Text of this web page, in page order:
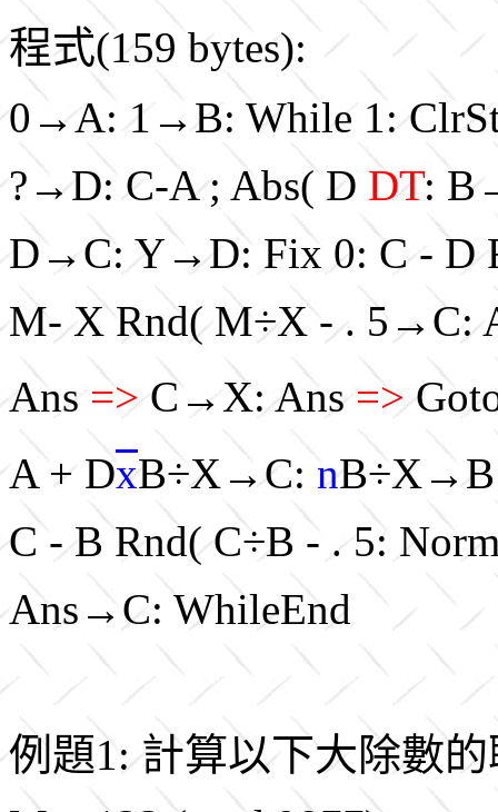
程式(159 bytes):
0→A: 1→B: While 1:
?→D: C-A ; Abs( D DT:
D→C: Y→D: Fix 0: C - D
M- X Rnd( M÷X - . 5→C:
Ans =>C→X: Ans =>
A + DxB÷X→C: n
C - B Rnd( C÷B - . 5:
Ans→C: WhileEnd
例題1: 計算以下大除數